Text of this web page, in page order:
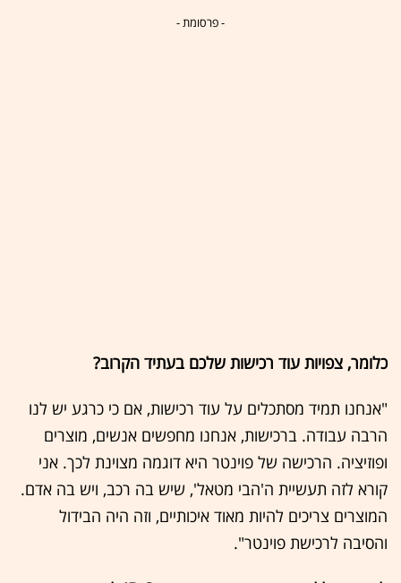
- פרסומת -
כלומר, צפויות עוד רכישות שלכם בעתיד הקרוב?
"אנחנו תמיד מסתכלים על עוד רכישות, אם כי כרגע יש לנו
הרבה עבודה. ברכישות, אנחנו מחפשים אנשים, מוצרים
ופוזיציה. הרכישה של פוינטר היא דוגמה מצוינת לכך. אני
קורא לזה תעשיית ה'הבי מטאל', שיש בה רכב, ויש בה אדם.
המוצרים צריכים להיות מאוד איכותיים, וזה היה הבידול
והסיבה לרכישת פוינטר".